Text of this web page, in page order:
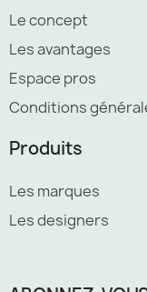
Le concept
Les avantages
Espace pros
Conditions
Produits
Les marques
Les designers